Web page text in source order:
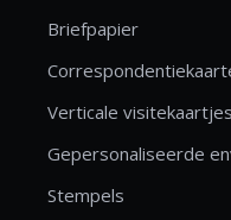
Briefpapier
Verticale visitekaartjes
Gepersonaliseerde
Stempels